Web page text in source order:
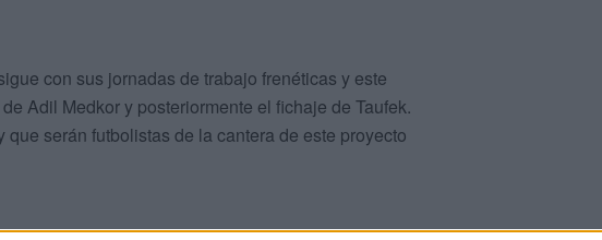
con sus jornadas de trabajo frenéticas y este
Adil Medkor y posteriormente el fichaje de Taufek.
serán futbolistas de la cantera de este proyecto